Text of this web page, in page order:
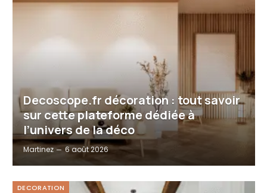
Decoscope.fr décoration : tout savoir
sur cette plateforme dédiée à
l’univers de la déco
Martinez 6 août 2026
DECORATION